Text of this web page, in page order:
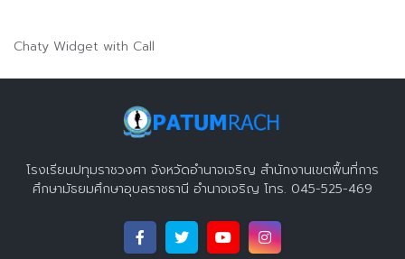
Chaty Widget with Call
โรงเรียนปทุมราชวงศา จังหวัดอำนาจเจริญ สำนักงานเขตพื้นที่การ
ศึกษามัธยมศึกษาอุบลราชธานี อำนาจเจริญ โทร. 045-525-469